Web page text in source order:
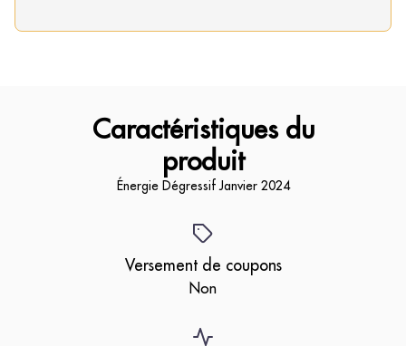
Caractéristiques du
produit
Énergie Dégressif Janvier 2024
Versement de coupons
Non